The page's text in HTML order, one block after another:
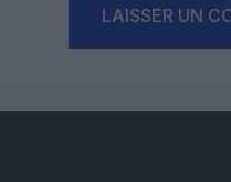
LAISSER UN